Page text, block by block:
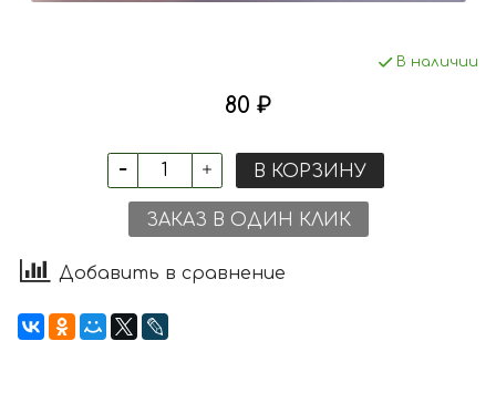
В наличии
80 ₽
В КОРЗИНУ
ЗАКАЗ В ОДИН КЛИК
Добавить в сравнение